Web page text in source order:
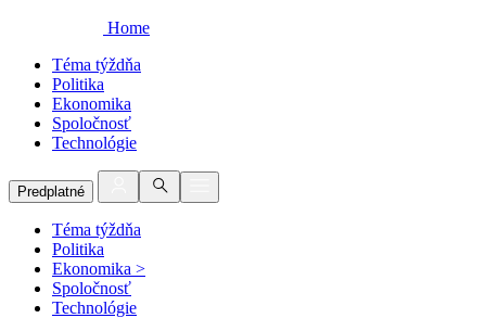
Home
Téma týždňa
Politika
Ekonomika
Spoločnosť
Technológie
Predplatné
Téma týždňa
Politika
Ekonomika >
Spoločnosť
Technológie